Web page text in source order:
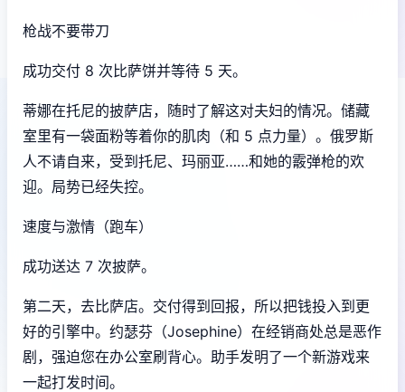
枪战不要带刀
成功交付 8 次比萨饼并等待 5 天。
蒂娜在托尼的披萨店，随时了解这对夫妇的情况。储藏
室里有一袋面粉等着你的肌肉（和 5 点力量）。俄罗斯
人不请自来，受到托尼、玛丽亚……和她的霰弹枪的欢
迎。局势已经失控。
速度与激情（跑车）
成功送达 7 次披萨。
第二天，去比萨店。交付得到回报，所以把钱投入到更
好的引擎中。约瑟芬（Josephine）在经销商处总是恶作
剧，强迫您在办公室刷背心。助手发明了一个新游戏来
一起打发时间。